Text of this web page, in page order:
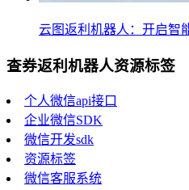
云图返利机器人：开启智
查券返利机器人资源标签
个人微信api接口
企业微信SDK
微信开发sdk
资源标签
微信客服系统